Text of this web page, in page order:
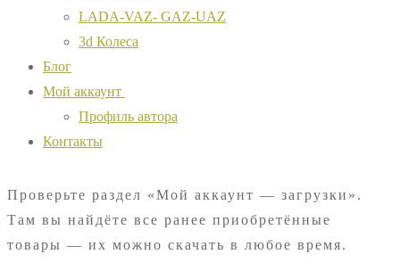
LADA-VAZ- GAZ-UAZ
3d Колеса
Блог
Мой аккаунт
Профиль автора
Контакты
Проверьте раздел «Мой аккаунт — загрузки».
Там вы найдёте все ранее приобретённые
товары — их можно скачать в любое время.